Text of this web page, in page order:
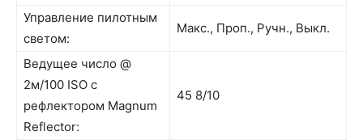
Управление пилотным
светом:
Макс., Проп., Ручн., Выкл.
Ведущее число @
2м/100 ISO с
рефлектором Magnum
Reflector:
45 8/10